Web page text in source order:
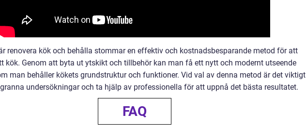
renovera kök och behålla stommar en effektiv och kostnadsbesparande metod för att
kök. Genom att byta ut ytskikt och tillbehör kan man få ett nytt och modernt utseende
man behåller kökets grundstruktur och funktioner. Vid val av denna metod är det viktigt
undersökningar och ta hjälp av professionella för att uppnå det bästa resultatet.
FAQ